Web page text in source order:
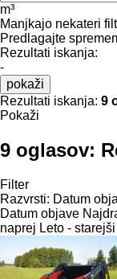
m³
Manjkajo nekateri
Predlagajte
Rezultati iskanja:
-
pokaži
Rezultati iskanja: 9
Pokaži
9 oglasov:
Filter
Razvrsti: Datum
Datum objave
naprej Leto -